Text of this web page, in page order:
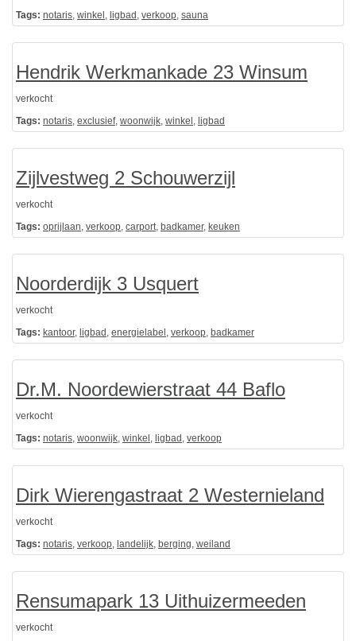
Tags: notaris, winkel , ligbad , verkoop, sauna
Hendrik Werkmankade 23 Winsum
verkocht
Tags: notaris, exclusief, woonwijk, winkel , ligbad
Zijlvestweg 2 Schouwerzijl
verkocht
Tags: oprijlaan, verkoop, carport, badkamer, keuken
Noorderdijk 3 Usquert
verkocht
Tags: kantoor, ligbad , energielabel , verkoop, badkamer
Dr.M. Noordewierstraat 44 Baflo
verkocht
Tags: notaris, woonwijk, winkel , ligbad , verkoop
Dirk Wierengastraat 2 Westernieland
verkocht
Tags: notaris, verkoop, landelijk, berging, weiland
Rensumapark 13 Uithuizermeeden
verkocht